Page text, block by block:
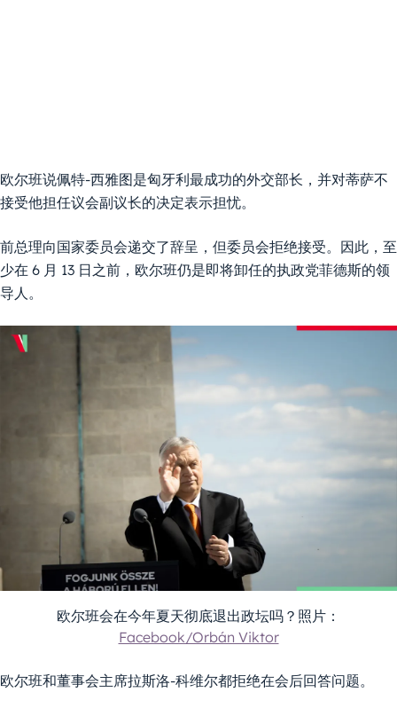
欧尔班说佩特-西雅图是匈牙利最成功的外交部长，并对蒂萨不
接受他担任议会副议长的决定表示担忧。
前总理向国家委员会递交了辞呈，但委员会拒绝接受。因此，至
少在 6 月 13 日之前，欧尔班仍是即将卸任的执政党菲德斯的领
导人。
欧尔班会在今年夏天彻底退出政坛吗？照片：
Facebook/Orbán Viktor
欧尔班和董事会主席拉斯洛-科维尔都拒绝在会后回答问题。